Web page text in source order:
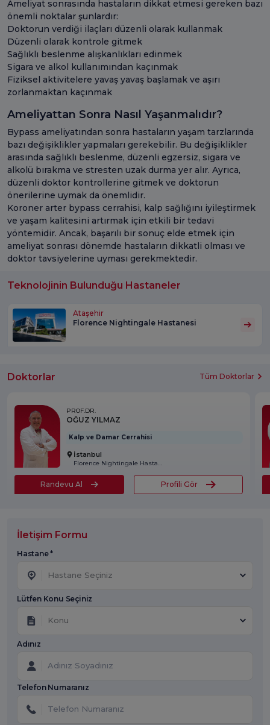
Ameliyat sonrasında hastaların dikkat etmesi gereken bazı
önemli noktalar şunlardır:
Doktorun verdiği ilaçları düzenli olarak kullanmak
Düzenli olarak kontrole gitmek
Sağlıklı beslenme alışkanlıkları edinmek
Sigara ve alkol kullanımından kaçınmak
Fiziksel aktivitelere yavaş yavaş başlamak ve aşırı
zorlanmaktan kaçınmak
Ameliyattan Sonra Nasıl Yaşanmalıdır?
Bypass ameliyatından sonra hastaların yaşam tarzlarında
bazı değişiklikler yapmaları gerekebilir. Bu değişiklikler
arasında sağlıklı beslenme, düzenli egzersiz, sigara ve
alkolü bırakma ve stresten uzak durma yer alır. Ayrıca,
düzenli doktor kontrollerine gitmek ve doktorun
önerilerine uymak da önemlidir.
Koroner arter bypass cerrahisi, kalp sağlığını iyileştirmek
ve yaşam kalitesini artırmak için etkili bir tedavi
yöntemidir. Ancak, başarılı bir sonuç elde etmek için
ameliyat sonrası dönemde hastaların dikkatli olması ve
doktor tavsiyelerine uyması gerekmektedir.
Teknolojinin Bulunduğu Hastaneler
Ataşehir
Florence Nightingale Hastanesi
Doktorlar Tüm Doktorlar
PROF.DR.
OĞUZ YILMAZ
Kalp ve Damar Cerrahisi
İstanbul
Randevu Al Profili Gör
İletişim Formu
Hastane *
Hastane Seçiniz
Lütfen Konu Seçiniz
Konu
Adınız
Telefon Numaranız